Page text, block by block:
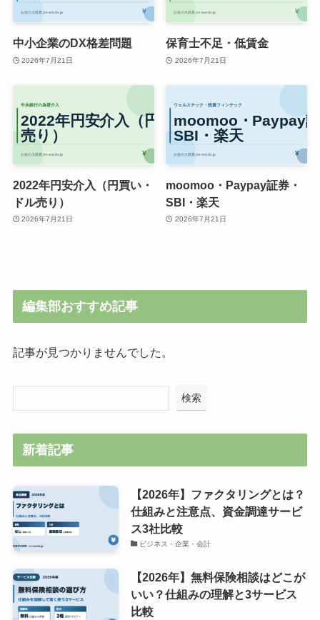
中小企業のDX格差問題
2026年7月21日
保育士不足・低賃金
2026年7月21日
2022年円安介入（円買い・
ドル売り）
2026年7月21日
moomoo・Paypay証券・
SBI・楽天
2026年7月21日
編集部おすすめ記事
記事が見つかりませんでした。
検索
新着記事
【2026年】ファクタリングとは？
仕組みと注意点、資金調達サービ
ス3社比較
ビジネス・企業・会計
【2026年】無料保険相談はどこが
いい？仕組みの理解と3サービス
比較